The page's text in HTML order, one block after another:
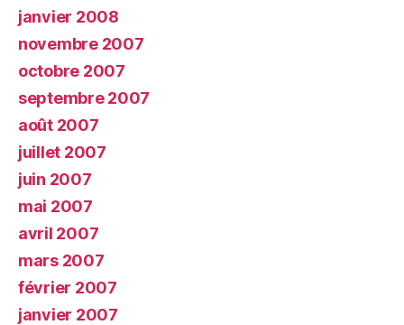
janvier 2008
novembre 2007
octobre 2007
septembre 2007
août 2007
juillet 2007
juin 2007
mai 2007
avril 2007
mars 2007
février 2007
janvier 2007